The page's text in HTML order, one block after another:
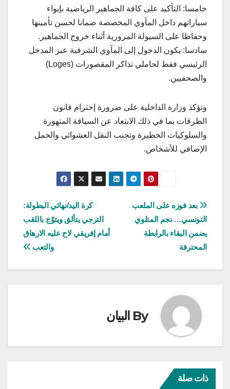
خامسا: التأكيد على كافة الجماهير الرياضية بإيواء
سياراتهم داخل المآوي المخصصة ضمانا لحسن تأمينها
وحفاظا على السيولة المرورية أثناء خروج الجماهير.
سادسا: يكون الدخول إلى المآوي الشرفية عبر المدخل
الرئيسي فقط لحاملي تذاكر المقصورات (Loges)
والصحفيين.
وتؤكد وزارة الداخلية على ضرورة إحترام قانون
الطرقات بما في ذلك الابتعاد عن السياقة المتهورة
والسلوكيات الخطيرة وتجنب النقل العشوائي والحمل
الإضافي للأشخاص.
تصفّح
المقالات
كرة اليد/نهائي البطولة:
الترجي يتألق ويتوّج باللقب
أمام إفريقي لاح عليه الارهاق
والتعب
بعد فوزه على الملعب
التونسي… نجم المتلوي
يضمن البقاء بالرابطة
المحترفة
By البيان
ذات صلة